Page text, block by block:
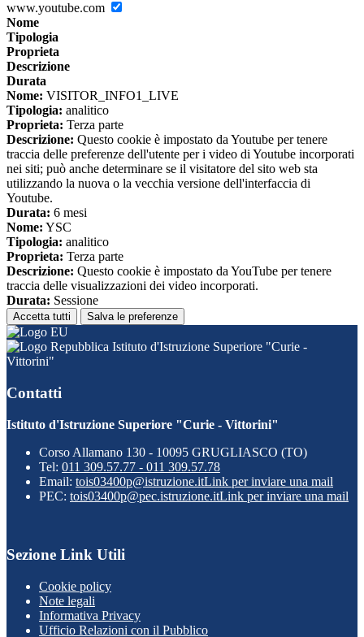
www.youtube.com
Nome
Tipologia
Proprieta
Descrizione
Durata
Nome: VISITOR_INFO1_LIVE
Tipologia: analitico
Proprieta: Terza parte
Descrizione: Questo cookie è impostato da Youtube per tenere
traccia delle preferenze dell'utente per i video di Youtube incorporati
nei siti; può anche determinare se il visitatore del sito web sta
utilizzando la nuova o la vecchia versione dell'interfaccia di
Youtube.
Durata: 6 mesi
Nome: YSC
Tipologia: analitico
Proprieta: Terza parte
Descrizione: Questo cookie è impostato da YouTube per tenere
traccia delle visualizzazioni dei video incorporati.
Durata: Sessione
Accetta tutti Salva le preferenze
Istituto d'Istruzione Superiore "Curie -
Vittorini"
Contatti
Istituto d'Istruzione Superiore "Curie - Vittorini"
Corso Allamano 130 - 10095 GRUGLIASCO (TO)
Tel: 011 309.57.77 - 011 309.57.78
Email: tois03400p@istruzione.itLink per inviare una mail
PEC: tois03400p@pec.istruzione.itLink per inviare una mail
Sezione Link Utili
Cookie policy
Note legali
Informativa Privacy
Ufficio Relazioni con il Pubblico